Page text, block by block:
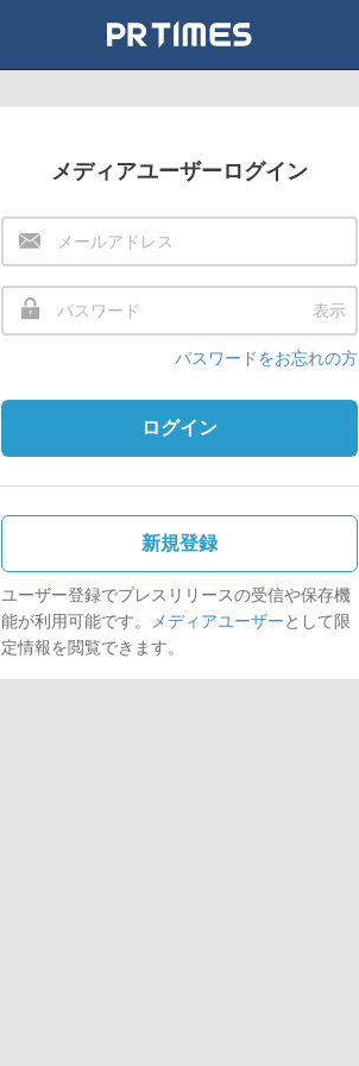
メディアユーザーログイン
表示
パスワードをお忘れの方
ログイン
新規登録
ユーザー登録でプレスリリースの受信や保存機
能が利用可能です。
メディアユーザーとして限
定情報を閲覧できます。